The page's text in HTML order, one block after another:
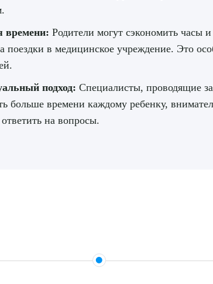
времени:Родители могут сэкономить часы
поездки в медицинское учреждение. Это
подход: Специалисты, проводящие
больше времени каждому ребенку,
на вопросы.